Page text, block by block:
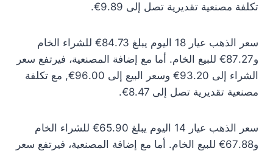
تكلفة مصنعية تقديرية تصل إلى 9.89€.
سعر الذهب عيار 18 اليوم يبلغ 84.73€ للشراء الخام
و87.27€ للبيع الخام. أما مع إضافة المصنعية، فيرتفع سعر
الشراء إلى 93.20€ وسعر البيع إلى 96.00€, مع تكلفة
مصنعية تقديرية تصل إلى 8.47€.
سعر الذهب عيار 14 اليوم يبلغ 65.90€ للشراء الخام
و67.88€ للبيع الخام. أما مع إضافة المصنعية، فيرتفع سعر